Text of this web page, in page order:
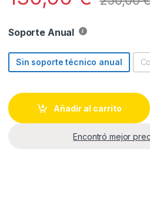
Soporte Anual
Sin soporte técnico anual
Añadir al carrito
Encontró mejor